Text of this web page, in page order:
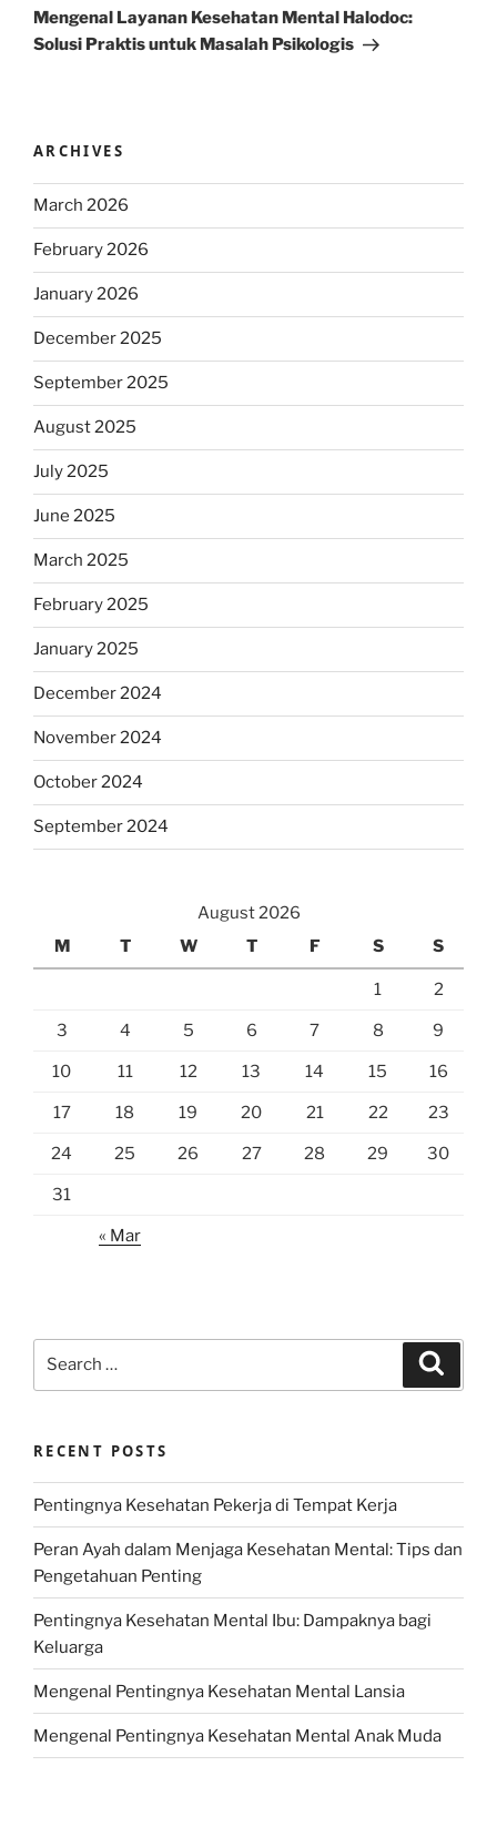
Post
Mengenal Layanan Kesehatan Mental Halodoc:
Solusi Praktis untuk Masalah Psikologis
ARCHIVES
March 2026
February 2026
January 2026
December 2025
September 2025
August 2025
July 2025
June 2025
March 2025
February 2025
January 2025
December 2024
November 2024
October 2024
September 2024
August 2026
M
T W T F S S
1 2
3 4 5 6 7 8 9
10 11 12 13 14 15 16
17 18 19 20 21 22 23
24 25 26 27 28 29 30
31
« Mar
RECENT POSTS
Pentingnya Kesehatan Pekerja di Tempat Kerja
Peran Ayah dalam Menjaga Kesehatan Mental: Tips dan
Pengetahuan Penting
Pentingnya Kesehatan Mental Ibu: Dampaknya bagi
Keluarga
Mengenal Pentingnya Kesehatan Mental Lansia
Mengenal Pentingnya Kesehatan Mental Anak Muda